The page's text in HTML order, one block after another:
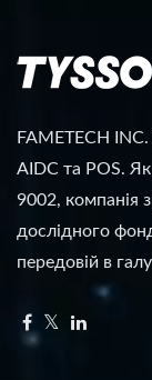
FAMETECH
AIDC та POS.
9002, компанія
дослідного
передовій в